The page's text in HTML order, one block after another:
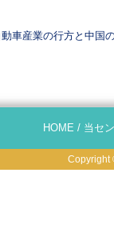
車産業の行方と中国
HOME / 当セ
Copyright